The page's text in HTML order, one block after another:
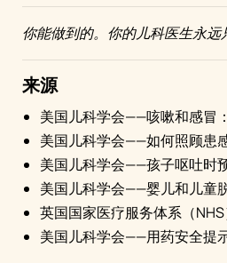
你能做到的。你的儿科医生永远
来源
美国儿科学会——咳嗽和感冒
美国儿科学会——如何照顾患
美国儿科学会——孩子呕吐时
美国儿科学会——婴儿和儿童
英国国家医疗服务体系（
美国儿科学会——用药安全提